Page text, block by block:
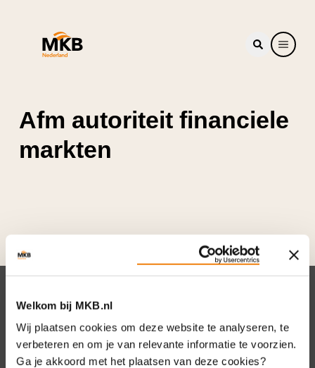
Welkom bij MKB.nl
Wij plaatsen cookies om deze website te analyseren, te
verbeteren en om je van relevante informatie te voorzien.
Ga je akkoord met het plaatsen van deze cookies?
Afm autoriteit financiele
markten
Nieuwsbrief
Elke week hét nieuws dat ondernemers raakt.
Schrijf je nu in voor de MKB-Nederland
nieuwsbrief.